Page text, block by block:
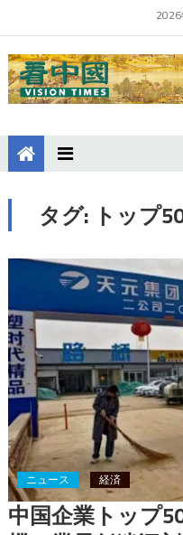
タグ: トップ
ニュース 経済
中国企業トップ